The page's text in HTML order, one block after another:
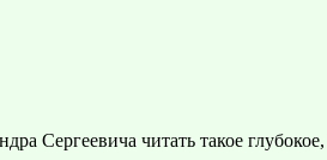
Сергеевича читать такое